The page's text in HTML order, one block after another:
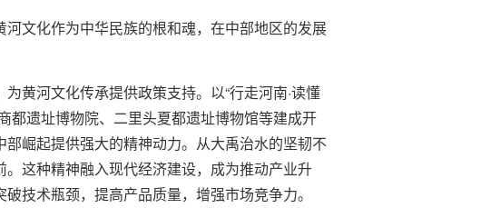
文化作为中华民族的根和魂，在中部地区的发展
黄河文化传承提供政策支持。以“行走河南·读懂
都遗址博物院、二里头夏都遗址博物馆等建成开
崛起提供强大的精神动力。从大禹治水的坚韧不
这种精神融入现代经济建设，成为推动产业升
技术瓶颈，提高产品质量，增强市场竞争力。